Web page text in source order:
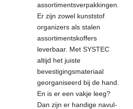
assortimentsverpakkingen.
Er zijn zowel kunststof
organizers als stalen
assortimentskoffers
leverbaar. Met SYSTEC
altijd het juiste
bevestigingsmateriaal
georganiseerd bij de hand.
En is er een vakje leeg?
Dan zijn er handige navul-